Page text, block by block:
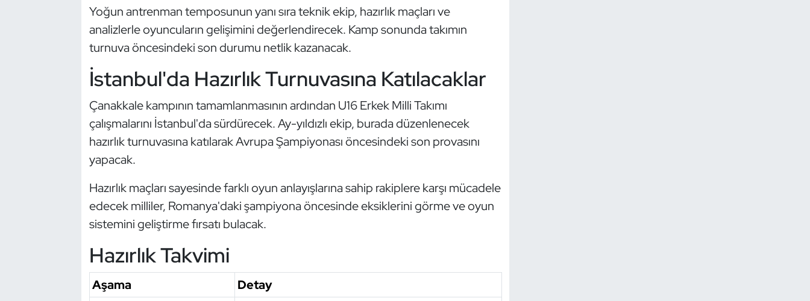
Yoğun antrenman temposunun yanı sıra teknik ekip, hazırlık maçları ve
analizlerle oyuncuların gelişimini değerlendirecek. Kamp sonunda takımın
turnuva öncesindeki son durumu netlik kazanacak.
İstanbul'da Hazırlık Turnuvasına Katılacaklar
Çanakkale kampının tamamlanmasının ardından U16 Erkek Milli Takımı
çalışmalarını İstanbul'da sürdürecek. Ay-yıldızlı ekip, burada düzenlenecek
hazırlık turnuvasına katılarak Avrupa Şampiyonası öncesindeki son provasını
yapacak.
Hazırlık maçları sayesinde farklı oyun anlayışlarına sahip rakiplere karşı mücadele
edecek milliler, Romanya'daki şampiyona öncesinde eksiklerini görme ve oyun
sistemini geliştirme fırsatı bulacak.
Hazırlık Takvimi
Aşama
Detay
Modern Pentatlon
Motor Sporları
Oryantiring
Özel Sporcular